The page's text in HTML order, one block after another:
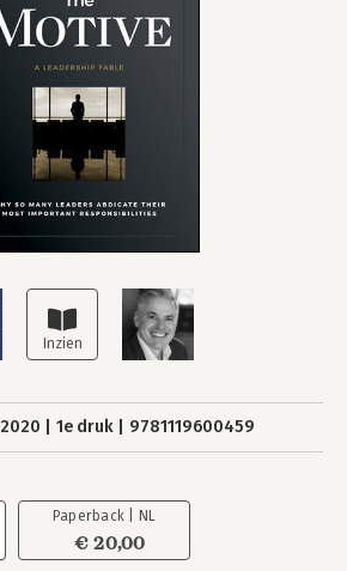
2020 1e druk 9781119600459
Paperback | NL
€ 20,00